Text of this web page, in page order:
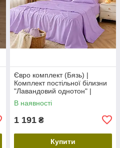
Євро комплект (Бязь) |
Комплект постільної білизни
"Лавандовий однотон" |
Простирадло 240х220 см
В наявності
1 191 ₴
Купити